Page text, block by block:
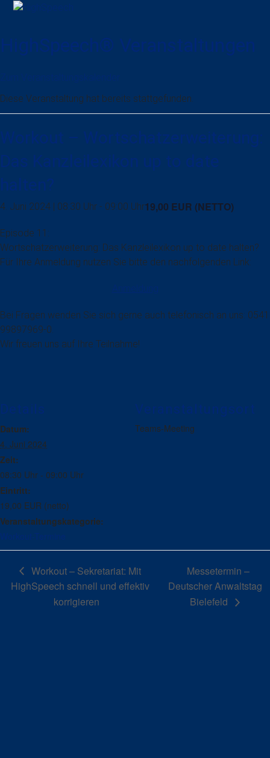
SkipOpen
menu
Close
menu
HighSpeech ® Veranstaltungen
Diese Veranstaltung hat bereits stattgefunden.
Workout – Wortschatzerweiterung:
Das Kanzleilexikon up to date
halten?
4. Juni 2024 | 08:30 Uhr - 09:00 Uhr19,00 EUR (NETTO)
Episode 11:
Wortschatzerweiterung: Das Kanzleilexikon up to date halten?
Für Ihre Anmeldung nutzen Sie bitte den nachfolgenden Link:
Bei Fragen wenden Sie sich gerne auch telefonisch an uns: 0541
99897969-0.
Wir freuen uns auf Ihre Teilnahme!
Details
Datum:
4. Juni 2024
Zeit:
08:30 Uhr - 09:00 Uhr
Eintritt:
19,00 EUR (netto)
Veranstaltungskategorie:
Workout-Termine
Veranstaltungsort
Teams-Meeting
Workout – Sekretariat: Mit
HighSpeech schnell und effektiv
korrigieren
Messetermin –
Deutscher Anwaltstag
Bielefeld